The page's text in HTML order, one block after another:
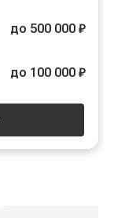
до 500 000 ₽
до 100 000 ₽